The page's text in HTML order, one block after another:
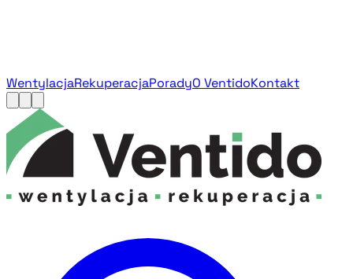
WentylacjaRekuperacjaPoradyO VentidoKontakt